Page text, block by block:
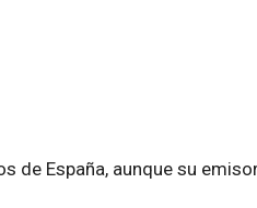
España, aunque su